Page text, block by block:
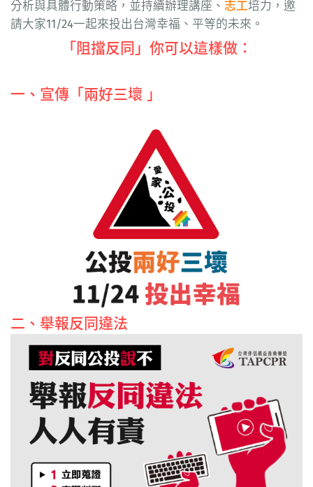
分析與具體行動策略，並持續辦理講座、 志工培力，邀
請大家11/24一起來投出台灣幸福、平等的未來。
「阻擋反同」你可以這樣做：
一、宣傳「兩好三壞 」
二、舉報反同違法